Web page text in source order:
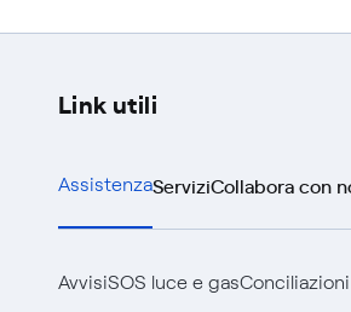
Link utili
AssistenzaServiziCollabora con
AvvisiSOS luce e gas